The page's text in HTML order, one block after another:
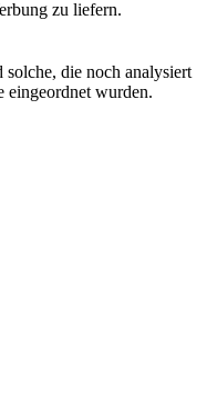
zu liefern.
die noch analysiert
eingeordnet wurden.